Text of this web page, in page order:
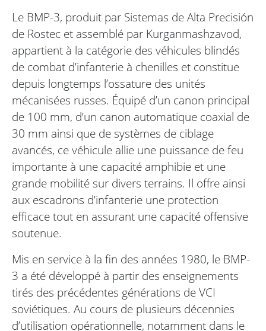
Le BMP-3, produit par Sistemas de Alta Precisión
de Rostec et assemblé par Kurganmashzavod,
appartient à la catégorie des véhicules blindés
de combat d’infanterie à chenilles et constitue
depuis longtemps l’ossature des unités
mécanisées russes. Équipé d’un canon principal
de 100 mm, d’un canon automatique coaxial de
30 mm ainsi que de systèmes de ciblage
avancés, ce véhicule allie une puissance de feu
importante à une capacité amphibie et une
grande mobilité sur divers terrains. Il offre ainsi
aux escadrons d’infanterie une protection
efficace tout en assurant une capacité offensive
soutenue.
Mis en service à la fin des années 1980, le BMP-
3 a été développé à partir des enseignements
tirés des précédentes générations de VCI
soviétiques. Au cours de plusieurs décennies
d’utilisation opérationnelle, notamment dans le